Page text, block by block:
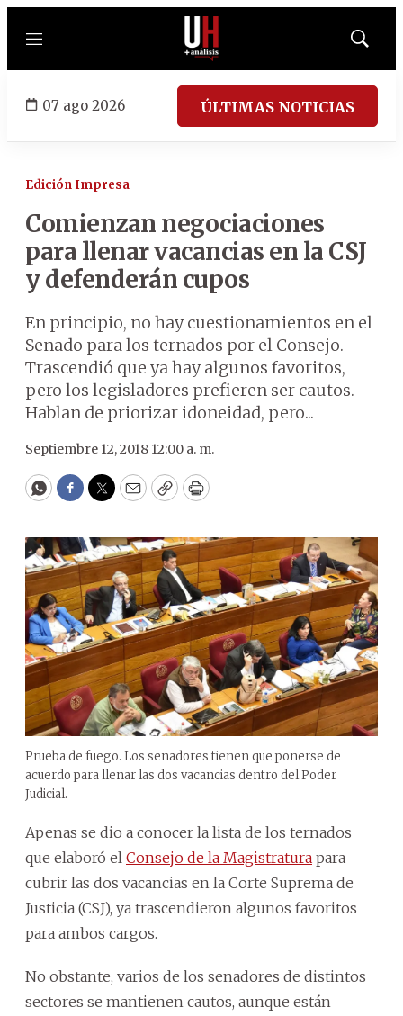
Menú
Mostrar
07 ago 2026 ÚLTIMAS NOTICIAS
Edición Impresa
Comienzan negociaciones
para llenar vacancias en la CSJ
y defenderán cupos
En principio, no hay cuestionamientos en el
Senado para los ternados por el Consejo.
Trascendió que ya hay algunos favoritos,
pero los legisladores prefieren ser cautos.
Hablan de priorizar idoneidad, pero...
Septiembre 12, 2018 12:00 a. m.
WhatsApp
Facebook
Twitter
EmailCopyPrint
Prueba de fuego. Los senadores tienen que ponerse de
acuerdo para llenar las dos vacancias dentro del Poder
Judicial.
Apenas se dio a conocer la lista de los ternados
que elaboró el Consejo de la Magistratura para
cubrir las dos vacancias en la Corte Suprema de
Justicia (CSJ), ya trascendieron algunos favoritos
para ambos cargos.
No obstante, varios de los senadores de distintos
sectores se mantienen cautos, aunque están